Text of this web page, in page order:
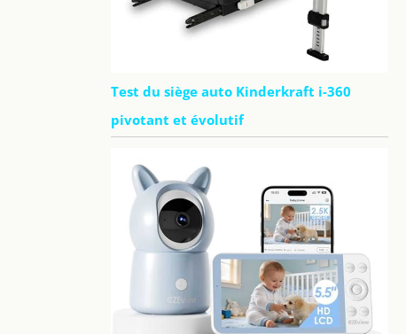
Test du siège auto Kinderkraft i-360
pivotant et évolutif